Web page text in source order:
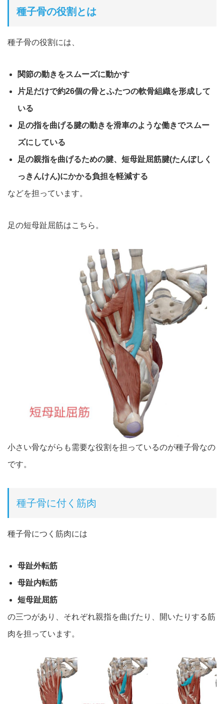
種子骨の役割とは
種子骨の役割には、
関節の動きをスムーズに動かす
片足だけで約26個の骨とふたつの軟骨組織を形成して
いる
足の指を曲げる腱の動きを滑車のような働きでスムー
ズにしている
足の親指を曲げるための腱、短母趾屈筋腱(たんぼしく
っきんけん)にかかる負担を軽減する
などを担っています。
足の短母趾屈筋はこちら。
小さい骨ながらも需要な役割を担っているのが種子骨なの
です。
種子骨に付く筋肉
種子骨につく筋肉には
母趾外転筋
母趾内転筋
短母趾屈筋
の三つがあり、それぞれ親指を曲げたり、開いたりする筋
肉を担っています。